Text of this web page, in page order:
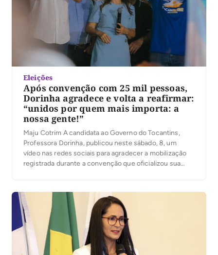
Eleições
Após convenção com 25 mil pessoas,
Dorinha agradece e volta a reafirmar:
“unidos por quem mais importa: a
nossa gente!”
Maju Cotrim A candidata ao Governo do Tocantins,
Professora Dorinha, publicou neste sábado, 8, um
vídeo nas redes sociais para agradecer a mobilização
registrada durante a convenção que oficializou sua
destacou a presença das caravanas, lideranças e
apoiadores que participaram […]